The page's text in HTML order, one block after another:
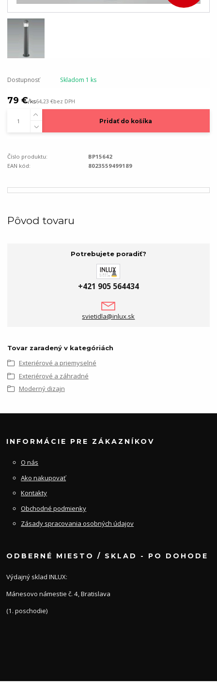
Dostupnosť Skladom 1 ks
79 €/ks64,23 €bez DPH
Pridať do košíka
Číslo produktu:
BP15642
EAN kód:
8023559499189
Pôvod tovaru
Potrebujete poradiť?
+421 905 564434
svietidla@inlux.sk
Tovar zaradený v kategóriách
Exteriérové a priemyselné
Exteriérové a záhradné
Moderný dizajn
INFORMÁCIE PRE ZÁKAZNÍKOV
O nás
Ako nakupovať
Kontakty
Obchodné podmienky
Zásady spracovania osobných údajov
ODBERNÉ MIESTO / SKLAD - PO DOHODE
Výdajný sklad INLUX:
Mánesovo námestie č. 4, Bratislava
(1. poschodie)